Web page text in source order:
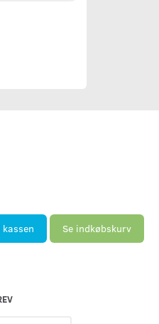
Se indkøbskurv